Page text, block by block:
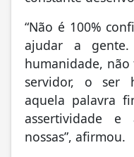
“Não é 100%
ajudar a
humanidade, não
servidor, o ser
aquela palavra
assertividade
nossas”, afirmou.